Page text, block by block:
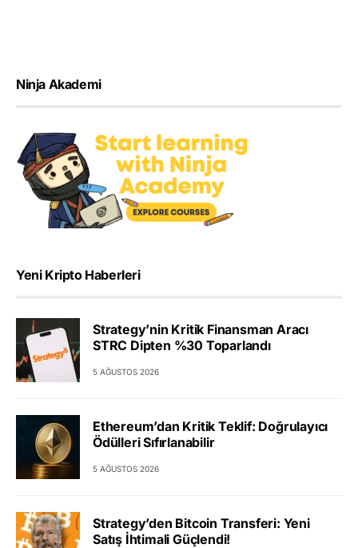
Ninja Akademi
Yeni Kripto Haberleri
Strategy’nin Kritik Finansman Aracı
STRC Dipten %30 Toparlandı
5 AĞUSTOS 2026
Ethereum’dan Kritik Teklif: Doğrulayıcı
Ödülleri Sıfırlanabilir
5 AĞUSTOS 2026
Strategy’den Bitcoin Transferi: Yeni
Satış İhtimali Güçlendi!